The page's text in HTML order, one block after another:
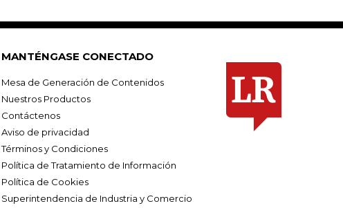
MANTÉNGASE CONECTADO
Mesa de Generación de Contenidos
Nuestros Productos
Contáctenos
Aviso de privacidad
Términos y Condiciones
Política de Tratamiento de Información
Política de Cookies
Superintendencia de Industria y Comercio